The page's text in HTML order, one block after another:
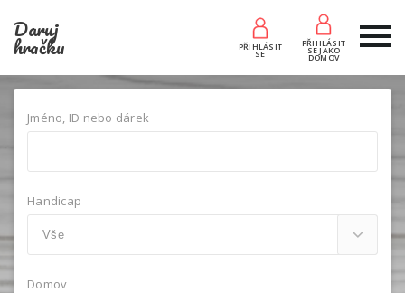
Daruj
hračku PŘIHLÁSIT
SE
PŘIHLÁSIT
SE JAKO
DOMOV
Jméno, ID nebo dárek
Handicap
Domov